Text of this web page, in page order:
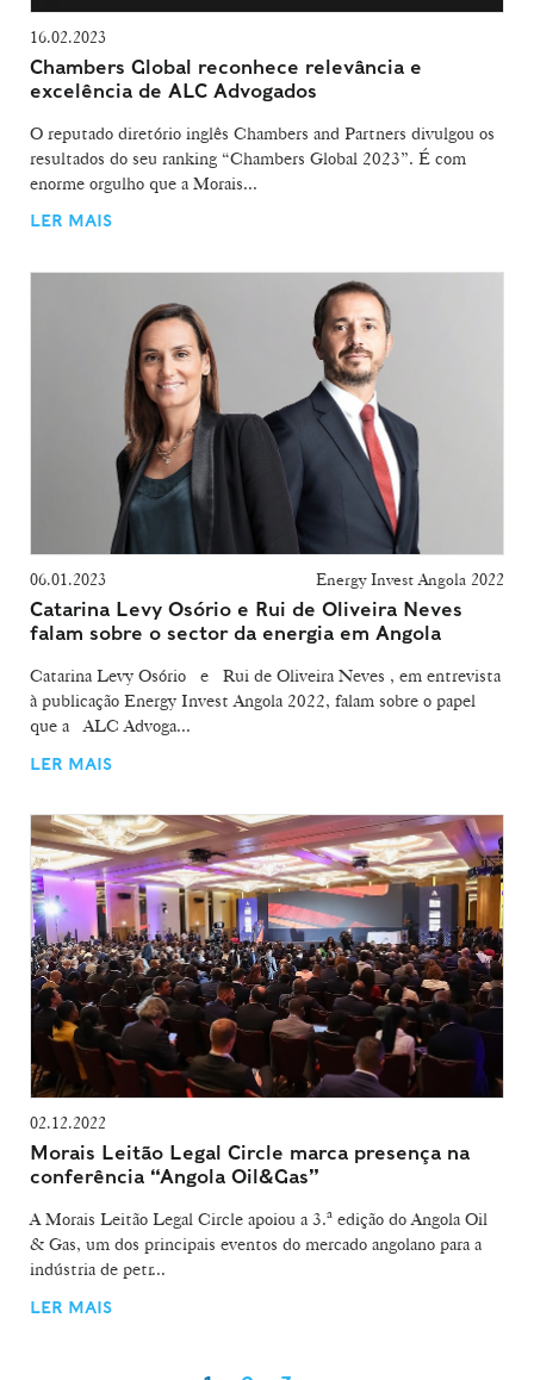
16.02.2023
Chambers Global reconhece relevância e
excelência de ALC Advogados
O reputado diretório inglês Chambers and Partners divulgou os
resultados do seu ranking “Chambers Global 2023”. É com
enorme orgulho que a Morais...
LER MAIS
06.01.2023 Energy Invest Angola 2022
Catarina Levy Osório e Rui de Oliveira Neves
falam sobre o sector da energia em Angola
Catarina Levy Osório e Rui de Oliveira Neves , em entrevista
à publicação Energy Invest Angola 2022, falam sobre o papel
que a ALC Advoga...
LER MAIS
02.12.2022
Morais Leitão Legal Circle marca presença na
conferência “Angola Oil&Gas”
A Morais Leitão Legal Circle apoiou a 3.ª edição do Angola Oil
& Gas, um dos principais eventos do mercado angolano para a
indústria de petr...
LER MAIS